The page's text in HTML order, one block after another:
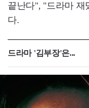
끝난다", "드라마 재
다.
드라마 '김부장'은...